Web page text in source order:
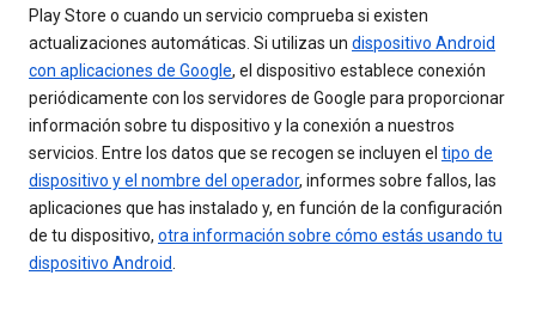
Play Store o cuando un servicio comprueba si existen
actualizaciones automáticas. Si utilizas un dispositivo Android
con aplicaciones de Google, el dispositivo establece conexión
periódicamente con los servidores de Google para proporcionar
información sobre tu dispositivo y la conexión a nuestros
servicios. Entre los datos que se recogen se incluyen el tipo de
dispositivo y el nombre del operador, informes sobre fallos, las
aplicaciones que has instalado y, en función de la configuración
de tu dispositivo, otra información sobre cómo estás usando tu
dispositivo Android.